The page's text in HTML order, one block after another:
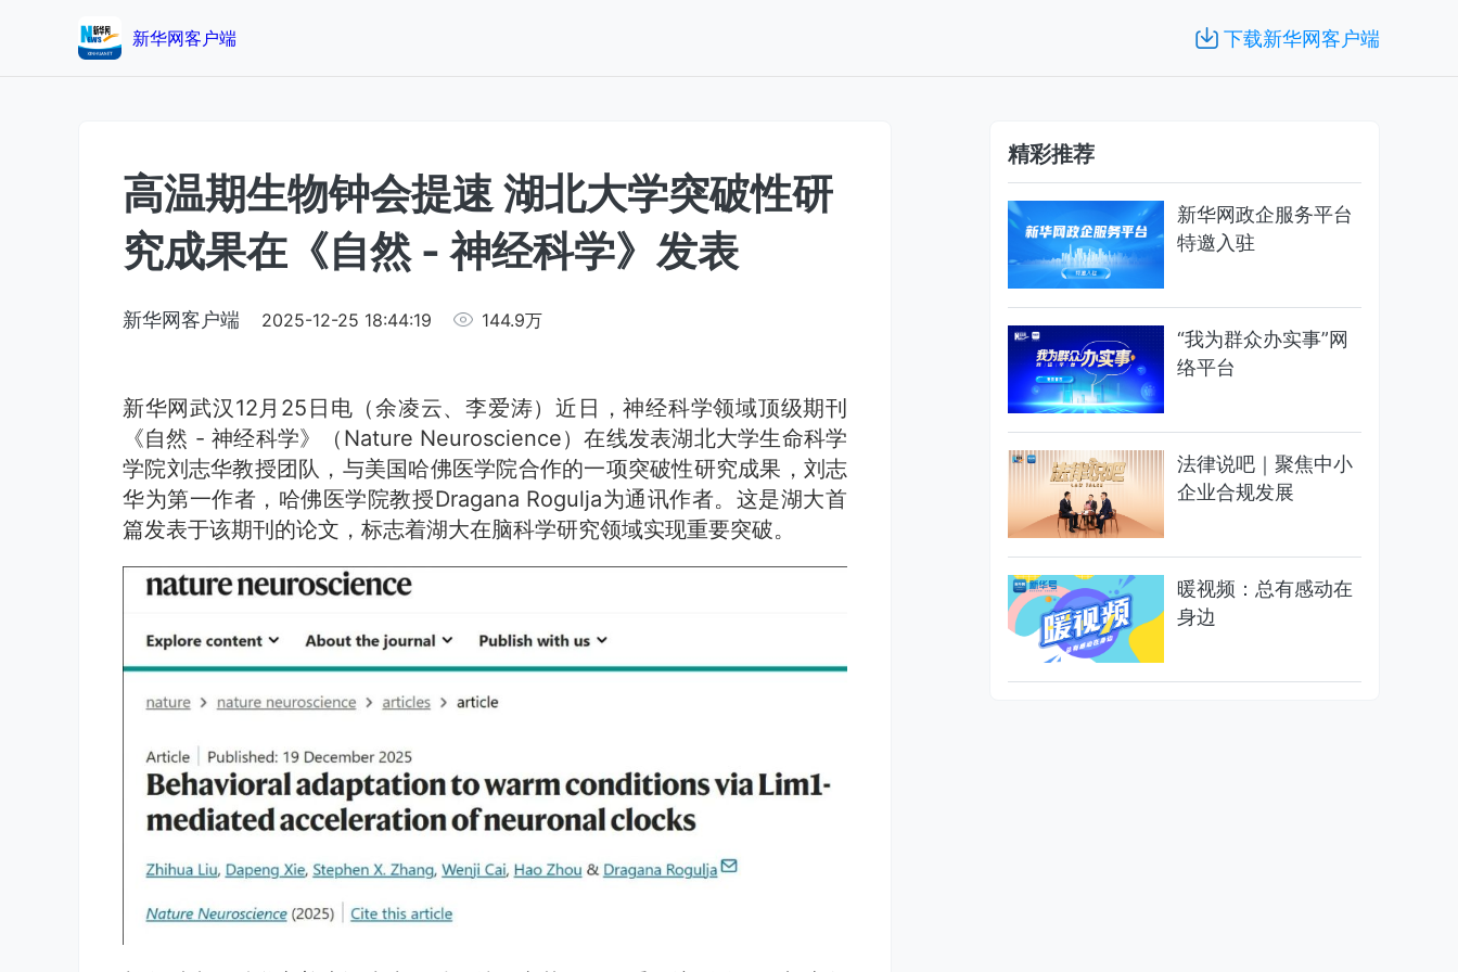
新华网客户端 下载新华网客户端
高温期生物钟会提速 湖北大学突破性研
究成果在《自然 - 神经科学》发表
新华网客户端 2025-12-25 18:44:19 144.9万
新华网武汉12月25日电（余凌云、李爱涛）近日，神经科学领域顶级期刊
《自然 - 神经科学》（Nature Neuroscience）在线发表湖北大学生命科学
学院刘志华教授团队，与美国哈佛医学院合作的一项突破性研究成果，刘志
华为第一作者，哈佛医学院教授Dragana Rogulja为通讯作者。这是湖大首
篇发表于该期刊的论文，标志着湖大在脑科学研究领域实现重要突破。
精彩推荐
新华网政企服务平台
特邀入驻
“我为群众办实事”网
络平台
法律说吧｜聚焦中小
企业合规发展
暖视频：总有感动在
身边